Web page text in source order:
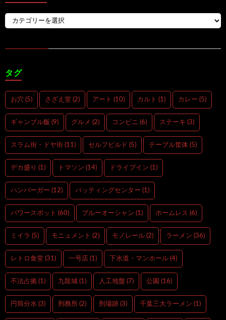
タグ
お穴 (5) さざえ堂 (2) アート (10) カルト (1) カレー (5)
ギャンブル飯 (9) グルメ (2) コンビニ (6) ステーキ (3)
スラム街・ドヤ街 (11) セルフビルド (5) テーブル筐体 (5)
デカ盛り (1) トマソン (14) ドライブイン (1)
ハンバーガー (12) バッティングセンター (1)
パワースポット (60) ブルーオーシャン (1) ホームレス (6)
ミイラ (5) モニュメント (2) モノレール (2) ラーメン (36)
レトロ食堂 (31) 一号店 (1) 下水道・マンホール (4)
不法占拠 (1) 九龍城 (1) 人工地盤 (7) 公園 (16)
円筒分水 (3) 刑務所 (2) 刑場跡 (3) 千葉三大ラーメン (1)